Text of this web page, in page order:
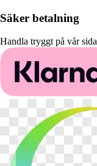
Säker betalning
Handla tryggt på vår sida